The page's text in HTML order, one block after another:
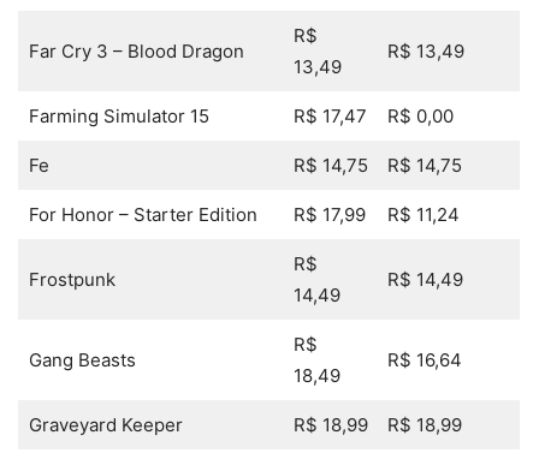
Far Cry 3 – Blood Dragon
R$
13,49
R$ 13,49
Farming Simulator 15 R$ 17,47 R$ 0,00
Fe R$ 14,75 R$ 14,75
For Honor – Starter Edition R$ 17,99 R$ 11,24
Frostpunk
R$
14,49
R$ 14,49
Gang Beasts
R$
18,49
R$ 16,64
Graveyard Keeper R$ 18,99 R$ 18,99